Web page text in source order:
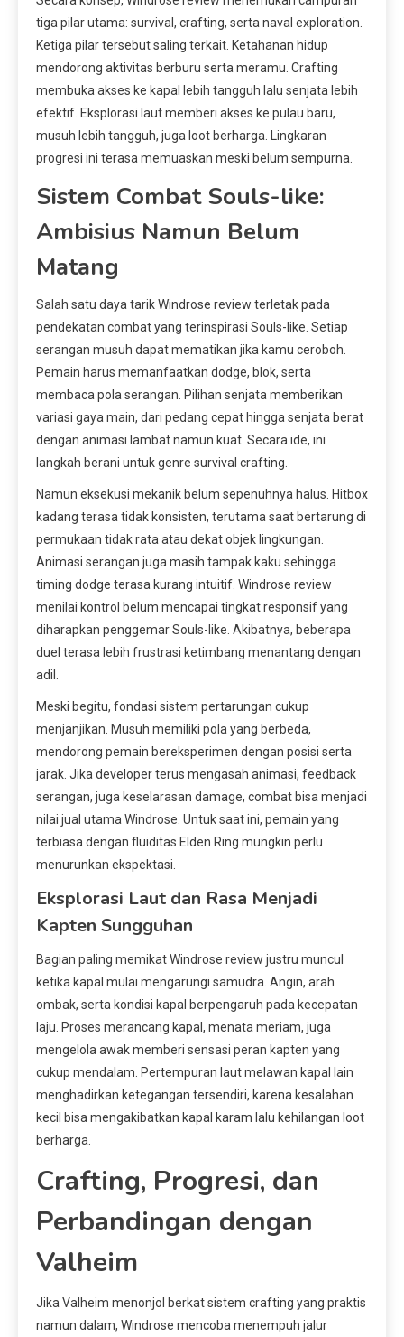
tiga pilar utama: survival, crafting, serta naval exploration.
Ketiga pilar tersebut saling terkait. Ketahanan hidup
mendorong aktivitas berburu serta meramu. Crafting
membuka akses ke kapal lebih tangguh lalu senjata lebih
efektif. Eksplorasi laut memberi akses ke pulau baru,
musuh lebih tangguh, juga loot berharga. Lingkaran
progresi ini terasa memuaskan meski belum sempurna.
Sistem Combat Souls-like:
Ambisius Namun Belum
Matang
Salah satu daya tarik Windrose review terletak pada
pendekatan combat yang terinspirasi Souls-like. Setiap
serangan musuh dapat mematikan jika kamu ceroboh.
Pemain harus memanfaatkan dodge, blok, serta
membaca pola serangan. Pilihan senjata memberikan
variasi gaya main, dari pedang cepat hingga senjata berat
dengan animasi lambat namun kuat. Secara ide, ini
langkah berani untuk genre survival crafting.
Namun eksekusi mekanik belum sepenuhnya halus. Hitbox
kadang terasa tidak konsisten, terutama saat bertarung di
permukaan tidak rata atau dekat objek lingkungan.
Animasi serangan juga masih tampak kaku sehingga
timing dodge terasa kurang intuitif. Windrose review
menilai kontrol belum mencapai tingkat responsif yang
diharapkan penggemar Souls-like. Akibatnya, beberapa
duel terasa lebih frustrasi ketimbang menantang dengan
adil.
Meski begitu, fondasi sistem pertarungan cukup
menjanjikan. Musuh memiliki pola yang berbeda,
mendorong pemain bereksperimen dengan posisi serta
jarak. Jika developer terus mengasah animasi, feedback
serangan, juga keselarasan damage, combat bisa menjadi
nilai jual utama Windrose. Untuk saat ini, pemain yang
terbiasa dengan fluiditas Elden Ring mungkin perlu
menurunkan ekspektasi.
Eksplorasi Laut dan Rasa Menjadi
Kapten Sungguhan
Bagian paling memikat Windrose review justru muncul
ketika kapal mulai mengarungi samudra. Angin, arah
ombak, serta kondisi kapal berpengaruh pada kecepatan
laju. Proses merancang kapal, menata meriam, juga
mengelola awak memberi sensasi peran kapten yang
cukup mendalam. Pertempuran laut melawan kapal lain
menghadirkan ketegangan tersendiri, karena kesalahan
kecil bisa mengakibatkan kapal karam lalu kehilangan loot
berharga.
Crafting, Progresi, dan
Perbandingan dengan
Valheim
Jika Valheim menonjol berkat sistem crafting yang praktis
namun dalam, Windrose mencoba menempuh jalur